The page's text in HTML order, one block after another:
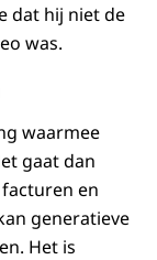
dat hij niet de
was.
waarmee
gaat dan
en
generatieve
Het is